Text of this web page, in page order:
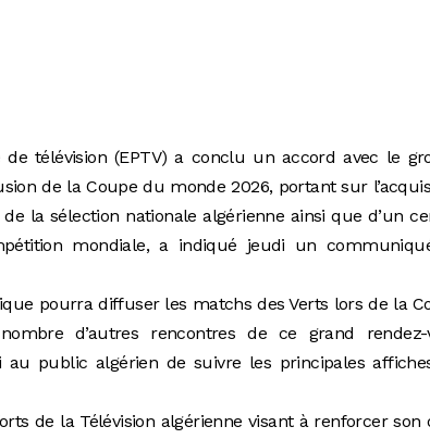
de télévision (EPTV) a conclu un accord avec le
de la Coupe du monde 2026, portant sur
la sélection nationale algérienne ainsi que d’un
mondiale, a indiqué jeudi un
pourra diffuser les matchs des Verts lors de la
d’autres rencontres de ce grand rendez-
au public algérien de suivre les principales
de la Télévision algérienne visant à renforcer son